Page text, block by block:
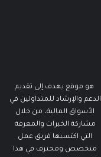
هو موقع يهدف إلى تقديم
الدعم والإرشاد للمتداولين في
الأسواق المالية، من خلال
مشاركة الخبرات والمعرفة
التي اكتسبها فريق عمل
متخصص ومحترف في هذا